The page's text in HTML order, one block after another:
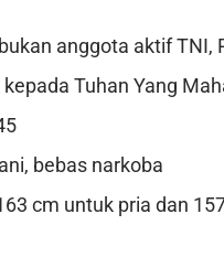
anggota aktif TNI,
Tuhan Yang
bebas narkoba
cm untuk pria dan